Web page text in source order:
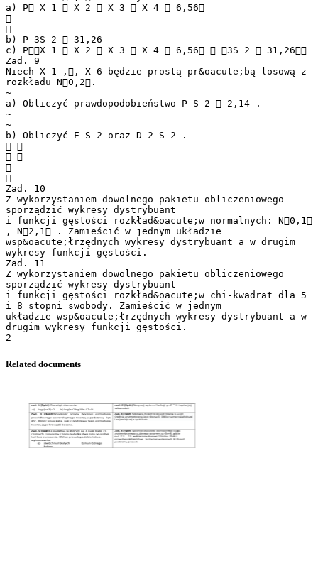
a) P X 1  X 2  X 3  X 4  6,56


b) P 3S 2  31,26
c) PX 1  X 2  X 3  X 4  6,56  3S 2  31,26
Zad. 9
Niech X 1 ,, X 6 będzie prostą pr&oacute;bą losową z
rozkładu N0,2.
~
a) Obliczyć prawdopodobieństwo P S 2  2,14 .
~
~
b) Obliczyć E S 2 oraz D 2 S 2 .
 
 


Zad. 10
Z wykorzystaniem dowolnego pakietu obliczeniowego
sporządzić wykresy dystrybuant
i funkcji gęstości rozkład&oacute;w normalnych: N0,1
, N2,1 . Zamieścić w jednym układzie
wsp&oacute;łrzędnych wykresy dystrybuant a w drugim
wykresy funkcji gęstości.
Zad. 11
Z wykorzystaniem dowolnego pakietu obliczeniowego
sporządzić wykresy dystrybuant
i funkcji gęstości rozkład&oacute;w chi-kwadrat dla 5
i 8 stopni swobody. Zamieścić w jednym
układzie wsp&oacute;łrzędnych wykresy dystrybuant a w
drugim wykresy funkcji gęstości.
Related documents